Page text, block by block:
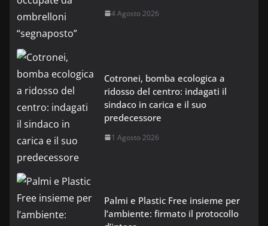
4 Agosto 2026
Cotronei, bomba ecologica a
ridosso del centro: indagati il
sindaco in carica e il suo
predecessore
1 Agosto 2026
Palmi e Plastic Free insieme per
l’ambiente: firmato il protocollo